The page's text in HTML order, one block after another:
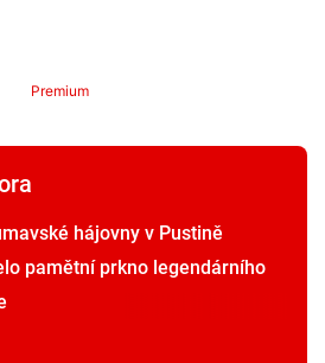
Premium
hájovny v Pustině
pamětní prkno legendárního